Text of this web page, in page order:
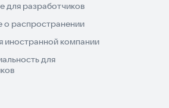
для разработчиков
о распространении
иностранной компании
для